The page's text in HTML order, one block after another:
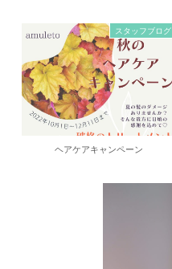
スタッフブログ
ヘアケアキャンペーン